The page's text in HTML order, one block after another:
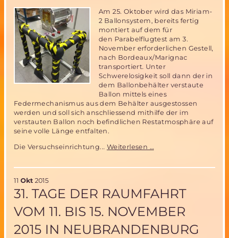
Am 25. Oktober wird das Miriam-
2 Ballonsystem, bereits fertig
montiert auf dem für
den Parabelflugtest am 3.
November erforderlichen Gestell,
nach Bordeaux/Marignac
transportiert. Unter
Schwerelosigkeit soll dann der in
dem Ballonbehälter verstaute
Ballon mittels eines
Federmechanismus aus dem Behälter ausgestossen
werden und soll sich anschliessend mithilfe der im
verstauten Ballon noch befindlichen Restatmosphäre auf
seine volle Länge entfalten.
Die Versuchseinrichtung... Weiterlesen …
bereit
den
am
11 Okt 2015
31. TAGE DER RAUMFAHRT
VOM 11. BIS 15. NOVEMBER
2015 IN NEUBRANDENBURG